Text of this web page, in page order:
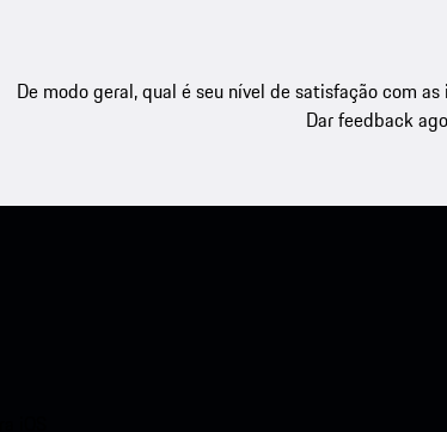
De modo geral, qual é seu nível de satisfação com
Dar feedback